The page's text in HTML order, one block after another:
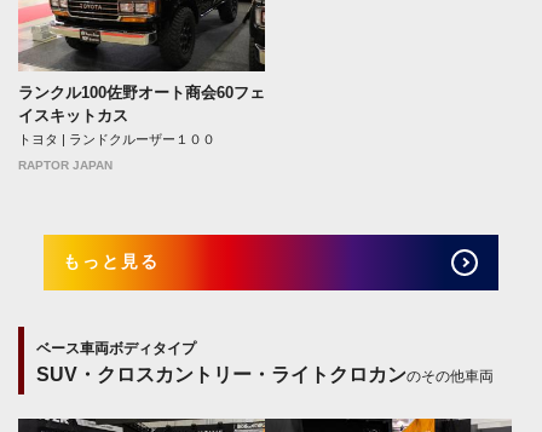
ランクル100佐野オート商会60フェ
イスキットカス
トヨタ | ランドクルーザー１００
RAPTOR JAPAN
もっと見る
ベース車両ボディタイプ
SUV・クロスカントリー・ライトクロカンのその他車両